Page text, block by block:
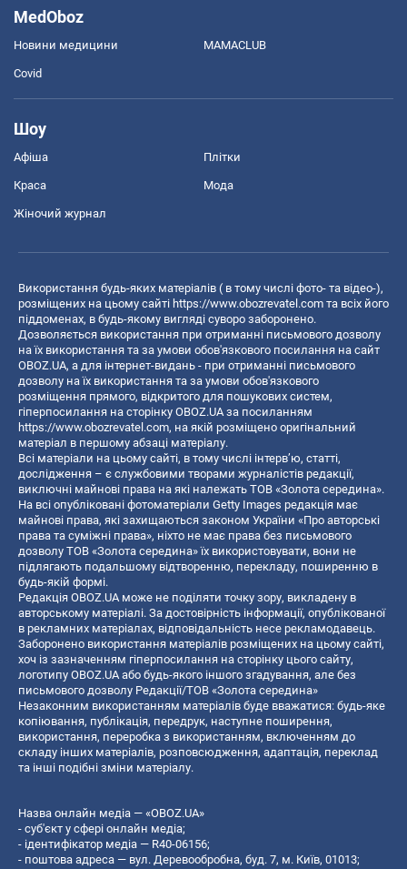
MedOboz
Новини медицини MAMACLUB
Covid
Шоу
Афіша Плітки
Краса Мода
Жіночий журнал
Використання будь-яких матеріалів ( в тому числі фото- та відео-),
розміщених на цьому сайті https://www.obozrevatel.com та всіх його
піддоменах, в будь-якому вигляді суворо заборонено.
Дозволяється використання при отриманні письмового дозволу
на їх використання та за умови обов'язкового посилання на сайт
OBOZ.UA, а для інтернет-видань - при отриманні письмового
дозволу на їх використання та за умови обов'язкового
розміщення прямого, відкритого для пошукових систем,
гіперпосилання на сторінку OBOZ.UA за посиланням
https://www.obozrevatel.com, на якій розміщено оригінальний
матеріал в першому абзаці матеріалу.
Всі матеріали на цьому сайті, в тому числі інтерв’ю, статті,
дослідження – є службовими творами журналістів редакції,
виключні майнові права на які належать ТОВ «Золота середина».
На всі опубліковані фотоматеріали Getty Images редакція має
майнові права, які захищаються законом України «Про авторські
права та суміжні права», ніхто не має права без письмового
дозволу ТОВ «Золота середина» їх використовувати, вони не
підлягають подальшому відтворенню, перекладу, поширенню в
будь-якій формі.
Редакція OBOZ.UA може не поділяти точку зору, викладену в
авторському матеріалі. За достовірність інформації, опублікованої
в рекламних матеріалах, відповідальність несе рекламодавець.
Заборонено використання матеріалів розміщених на цьому сайті,
хоч із зазначенням гіперпосилання на сторінку цього сайту,
логотипу OBOZ.UA або будь-якого іншого згадування, але без
письмового дозволу Редакції/ТОВ «Золота середина»
Незаконним використанням матеріалів буде вважатися: будь-яке
копiювання, публiкацiя, передрук, наступне поширення,
використання, переробка з використанням, включенням до
складу інших матеріалів, розповсюдження, адаптація, переклад
та інші подібні зміни матеріалу.
Назва онлайн медіа — «OBOZ.UA»
- суб'єкт у сфері онлайн медіа;
- ідентифікатор медіа — R40-06156;
- поштова адреса — вул. Деревообробна, буд. 7, м. Київ, 01013;